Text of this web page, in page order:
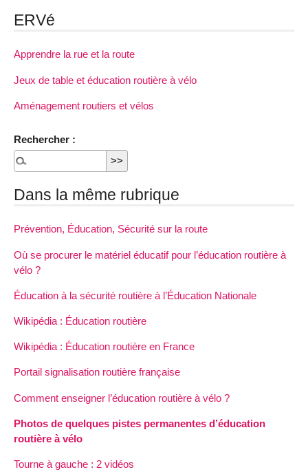
ERVé
Apprendre la rue et la route
Jeux de table et éducation routière à vélo
Aménagement routiers et vélos
Rechercher :
Dans la même rubrique
Prévention, Éducation, Sécurité sur la route
Où se procurer le matériel éducatif pour l’éducation routière à
vélo ?
Éducation à la sécurité routière à l’Éducation Nationale
Wikipédia : Éducation routière
Wikipédia : Éducation routière en France
Portail signalisation routière française
Comment enseigner l’éducation routière à vélo ?
Photos de quelques pistes permanentes d’éducation
routière à vélo
Tourne à gauche : 2 vidéos